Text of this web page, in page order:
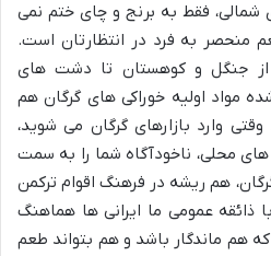
شمالی، فقط به برنج و چای ختم نمی
منحصر به فرد در انتظارتان است.
از جنگل و کوهستان تا دشت های
مواد اولیه خوراکی های گرگان هم
وارد بازارهای گرگان می شوید،
محلی، ناخودآگاه شما را به سمت
هم ریشه در فرهنگ اقوام ترکمن
ذائقه عمومی ما ایرانی ها هماهنگ
هم ماندگار باشد و هم بتواند طعم